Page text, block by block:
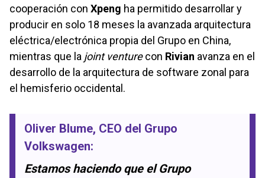
cooperación con Xpeng ha permitido desarrollar y
producir en solo 18 meses la avanzada arquitectura
eléctrica/electrónica propia del Grupo en China,
mientras que la joint venturecon Rivian avanza en el
desarrollo de la arquitectura de software zonal para
el hemisferio occidental.
Oliver Blume, CEO del Grupo
Volkswagen:
Estamos haciendo que el Grupo